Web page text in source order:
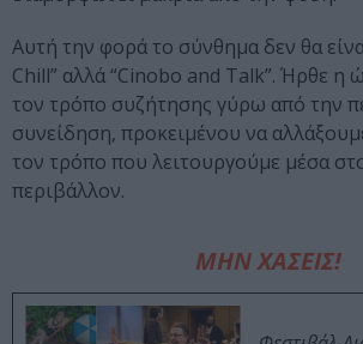
Αυτή την φορά το σύνθημα δεν θα
Chill” αλλά “Cinobo and Talk”. Ήρθε η
τον τρόπο συζήτησης γύρω από την
συνείδηση, προκειμένου να
τον τρόπο που λειτουργούμε μέσα
περιβάλλον.
ΜΗΝ ΧΑΣΕΙΣ!